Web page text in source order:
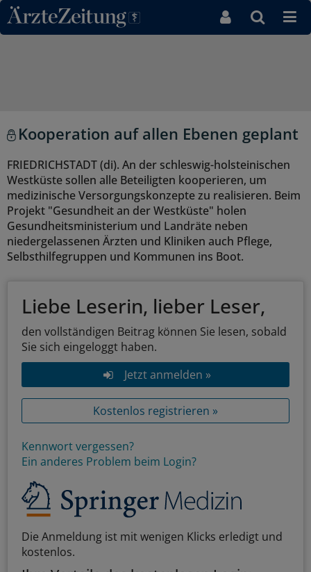
Direkt zum Inhaltsbereich
Kooperation auf allen Ebenen geplant
FRIEDRICHSTADT (di). An der schleswig-holsteinischen
Westküste sollen alle Beteiligten kooperieren, um
medizinische Versorgungskonzepte zu realisieren. Beim
Projekt "Gesundheit an der Westküste" holen
Gesundheitsministerium und Landräte neben
niedergelassenen Ärzten und Kliniken auch Pflege,
Selbsthilfegruppen und Kommunen ins Boot.
Liebe Leserin, lieber Leser,
den vollständigen Beitrag können Sie lesen, sobald
Sie sich eingeloggt haben.
Jetzt anmelden »
Kostenlos registrieren »
Kennwort vergessen?
Ein anderes Problem beim Login?
Die Anmeldung ist mit wenigen Klicks erledigt und
kostenlos.